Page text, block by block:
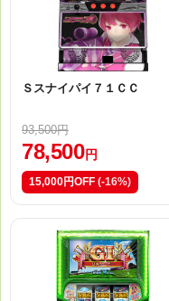
Ｓスナイパイ７１ＣＣ
93,500円
78,500円
15,000円OFF (-16%)